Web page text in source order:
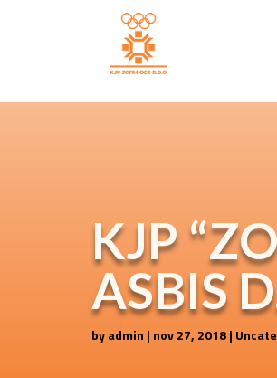
KJP
ASBIS
byadmin | nov 27, 2018|